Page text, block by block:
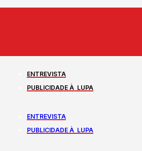
ENTREVISTA
PUBLICIDADE À LUPA
ENTREVISTA
PUBLICIDADE À LUPA